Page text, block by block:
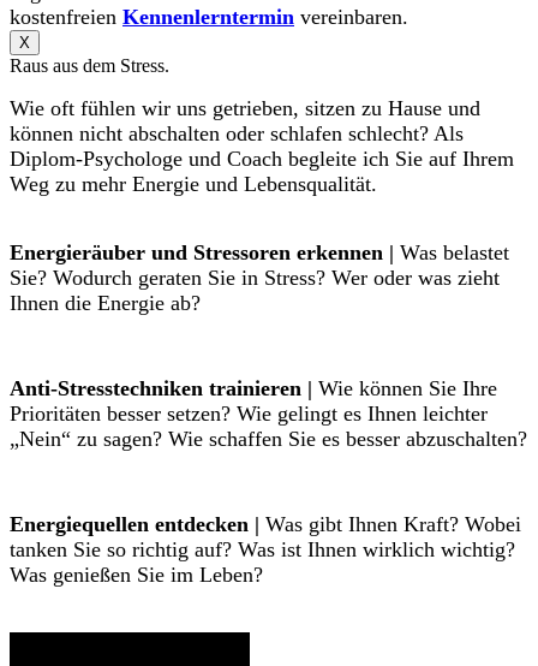
kostenfreien Kennenlerntermin vereinbaren.
X
Raus aus dem Stress.
Wie oft fühlen wir uns getrieben, sitzen zu Hause und
können nicht abschalten oder schlafen schlecht? Als
Diplom-Psychologe und Coach begleite ich Sie auf Ihrem
Weg zu mehr Energie und Lebensqualität.
Energieräuber und Stressoren erkennen | Was belastet
Sie? Wodurch geraten Sie in Stress? Wer oder was zieht
Ihnen die Energie ab?
Anti-Stresstechniken trainieren | Wie können Sie Ihre
Prioritäten besser setzen? Wie gelingt es Ihnen leichter
„Nein“ zu sagen? Wie schaffen Sie es besser abzuschalten?
Energiequellen entdecken | Was gibt Ihnen Kraft? Wobei
tanken Sie so richtig auf? Was ist Ihnen wirklich wichtig?
Was genießen Sie im Leben?